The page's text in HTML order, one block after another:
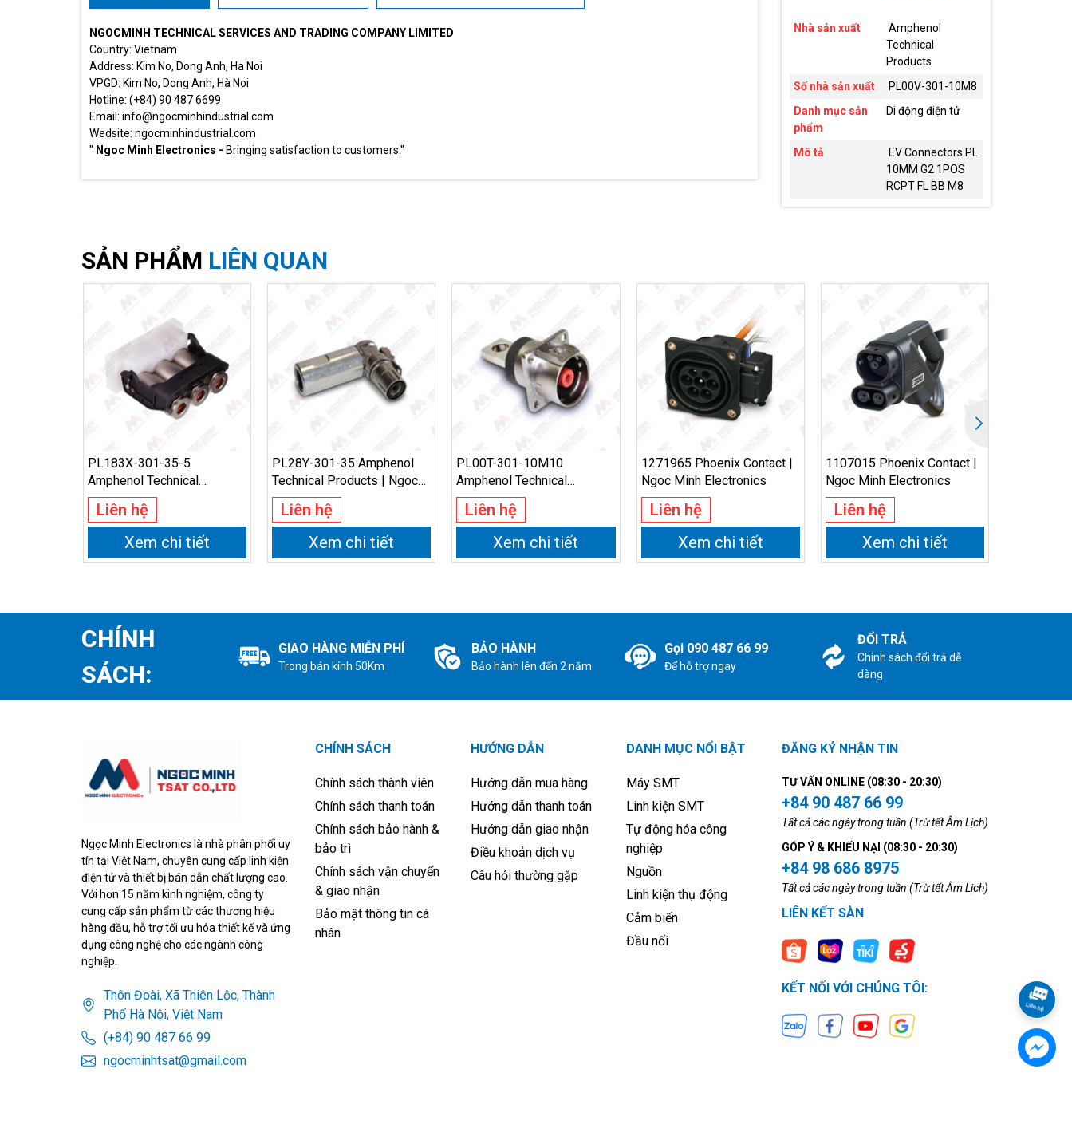
NGOCMINH TECHNICAL SERVICES AND TRADING COMPANY LIMITED
Country: Vietnam
Address: Kim No, Dong Anh, Ha Noi
VPGD: Kim No, Dong Anh, Hà Noi
Hotline: (+84) 90 487 6699
Email: info@ngocminhindustrial.com
Wedsite: ngocminhindustrial.com
" Ngoc Minh Electronics - Bringing satisfaction to customers."
Nhà sản xuất
Amphenol
Technical
Products
Số nhà sản xuất
PL00V-301-10M8
Danh mục sản
phẩm
Di động điện tử
Mô tả
EV Connectors PL
10MM G2 1POS
RCPT FL BB M8
SẢN PHẨM LIÊN QUAN
PL183X-301-35-5
Amphenol Technical
Products | Ngoc Minh
Electronics
Liên hệ
Xem chi tiết
PL28Y-301-35 Amphenol
Technical Products | Ngoc
Minh Electronics
Liên hệ
Xem chi tiết
PL00T-301-10M10
Amphenol Technical
Products | Ngoc Minh
Electronics
Liên hệ
Xem chi tiết
1271965 Phoenix Contact |
Ngoc Minh Electronics
Liên hệ
Xem chi tiết
1107015 Phoenix Contact |
Ngoc Minh Electronics
Liên hệ
Xem chi tiết
CHÍNH
SÁCH:
GIAO HÀNG MIỄN PHÍ
Trong bán kính 50Km
BẢO HÀNH
Bảo hành lên đến 2 năm
Gọi 090 487 66 99
Để hỗ trợ ngay
ĐỔI TRẢ
Chính sách đổi trả dễ
dàng
Ngọc Minh Electronics là nhà phân phối uy
tín tại Việt Nam, chuyên cung cấp linh kiện
điện tử và thiết bị bán dẫn chất lượng cao.
Với hơn 15 năm kinh nghiệm, công ty
cung cấp sản phẩm từ các thương hiệu
hàng đầu, hỗ trợ tối ưu hóa thiết kế và ứng
dụng công nghệ cho các ngành công
nghiệp.
Thôn Đoài, Xã Thiên Lộc, Thành
Phố Hà Nội, Việt Nam
(+84) 90 487 66 99
ngocminhtsat@gmail.com
CHÍNH SÁCH
Chính sách thành viên
Chính sách thanh toán
Chính sách bảo hành &
bảo trì
Chính sách vận chuyển
& giao nhận
Bảo mật thông tin cá
nhân
HƯỚNG DẪN
Hướng dẫn mua hàng
Hướng dẫn thanh toán
Hướng dẫn giao nhận
Điều khoản dịch vụ
Câu hỏi thường gặp
DANH MỤC NỔI BẬT
Máy SMT
Linh kiện SMT
Tự động hóa công
nghiệp
Nguồn
Linh kiện thụ động
Cảm biến
Đầu nối
ĐĂNG KÝ NHẬN TIN
TƯ VẤN ONLINE (08:30 - 20:30)
+84 90 487 66 99
Tất cả các ngày trong tuần (Trừ tết Âm Lịch)
GÓP Ý & KHIẾU NẠI (08:30 - 20:30)
+84 98 686 8975
Tất cả các ngày trong tuần (Trừ tết Âm Lịch)
LIÊN KẾT SÀN
KẾT NỐI VỚI CHÚNG TÔI: